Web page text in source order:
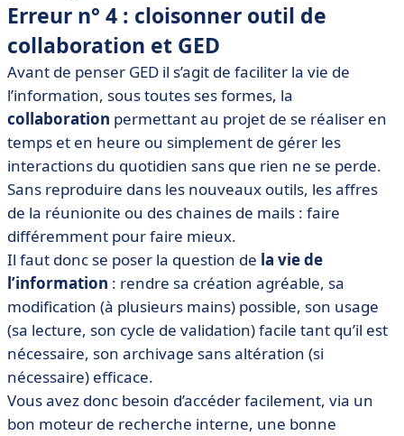
Erreur n° 4 : cloisonner outil de
collaboration et GED
Avant de penser GED il s’agit de faciliter la vie de
l’information, sous toutes ses formes, la
collaboration permettant au projet de se réaliser en
temps et en heure ou simplement de gérer les
interactions du quotidien sans que rien ne se perde.
Sans reproduire dans les nouveaux outils, les affres
de la réunionite ou des chaines de mails : faire
différemment pour faire mieux.
Il faut donc se poser la question de la vie de
l’information : rendre sa création agréable, sa
modification (à plusieurs mains) possible, son usage
(sa lecture, son cycle de validation) facile tant qu’il est
nécessaire, son archivage sans altération (si
nécessaire) efficace.
Vous avez donc besoin d’accéder facilement, via un
bon moteur de recherche interne, une bonne